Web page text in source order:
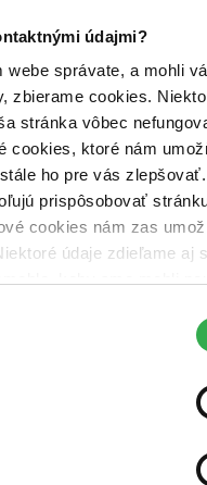
údajmi?
webe správate, a mohli
zbierame cookies.
stránka vôbec
cookies, ktoré nám
ho pre vás zlepšovať.
prispôsobovať
cookies nám zas
údaje zdieľame aj s